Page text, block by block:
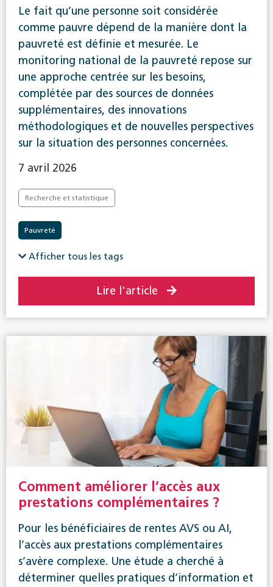
Le fait qu’une personne soit considérée
comme pauvre dépend de la manière dont la
pauvreté est définie et mesurée. Le
monitoring national de la pauvreté repose sur
une approche centrée sur les besoins,
complétée par des sources de données
supplémentaires, des innovations
méthodologiques et de nouvelles perspectives
sur la situation des personnes concernées.
7 avril 2026
Recherche et statistique
Pauvreté
Afficher tous les tags
Lire l'article
Comment améliorer l’accès aux
prestations complémentaires ?
Pour les bénéficiaires de rentes AVS ou AI,
l’accès aux prestations complémentaires
s’avère complexe. Une étude a cherché à
déterminer quelles pratiques d’information et